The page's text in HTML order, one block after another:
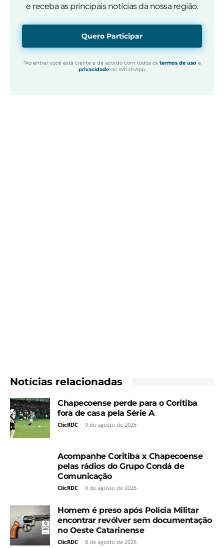
e receba as principais notícias da nossa região.
Quero Participar
*Ao entrar você está ciente e de acordo com todos os termos de usoe
privacidade do WhatsApp
Notícias relacionadas
Chapecoense perde para o Coritiba
fora de casa pela Série A
ClicRDC - 9 de agosto de 2026
Acompanhe Coritiba x Chapecoense
pelas rádios do Grupo Condá de
Comunicação
ClicRDC - 8 de agosto de 2026
Homem é preso após Polícia Militar
encontrar revólver sem documentação
no Oeste Catarinense
ClicRDC - 8 de agosto de 2026